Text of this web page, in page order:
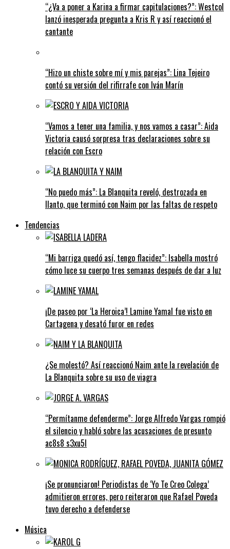
“¿Va a poner a Karina a firmar capitulaciones?”: Westcol
lanzó inesperada pregunta a Kris R y así reaccionó el
cantante
“Hizo un chiste sobre mí y mis parejas”: Lina Tejeiro
contó su versión del rifirrafe con Iván Marín
“Vamos a tener una familia, y nos vamos a casar”: Aida
Victoria causó sorpresa tras declaraciones sobre su
relación con Escro
“No puedo más”: La Blanquita reveló, destrozada en
llanto, que terminó con Naim por las faltas de respeto
Tendencias
“Mi barriga quedó así, tengo flacidez”: Isabella mostró
cómo luce su cuerpo tres semanas después de dar a luz
¡De paseo por ‘La Heroica’! Lamine Yamal fue visto en
Cartagena y desató furor en redes
¿Se molestó? Así reaccionó Naim ante la revelación de
La Blanquita sobre su uso de viagra
“Permítanme defenderme”: Jorge Alfredo Vargas rompió
el silencio y habló sobre las acusaciones de presunto
ac8s8 s3xu5l
¡Se pronunciaron! Periodistas de ‘Yo Te Creo Colega’
admitieron errores, pero reiteraron que Rafael Poveda
tuvo derecho a defenderse
Música